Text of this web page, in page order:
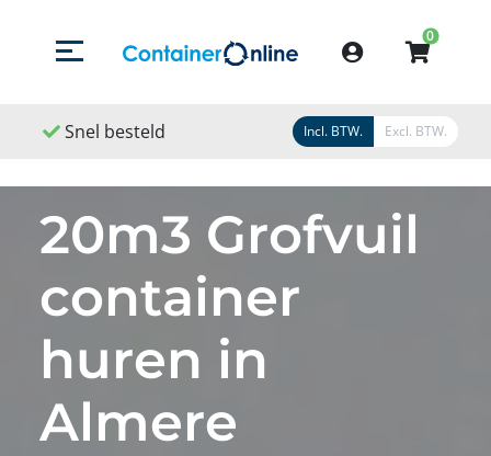
Menu openen/sluiten
Account
0
Snel besteld Snel geleverd Snel
Incl. BTW. Excl. BTW.
20m3 Grofvuil
container
huren in
Almere